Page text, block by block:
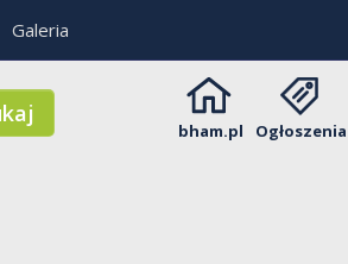
Galeria
bham.pl Ogłoszenia